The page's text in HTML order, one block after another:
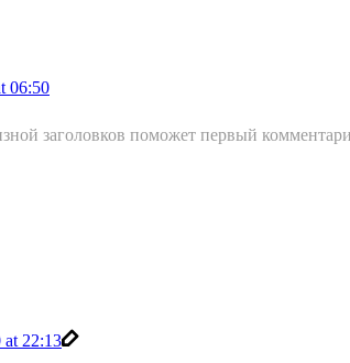
06:50
заголовков поможет первый
at 22:13